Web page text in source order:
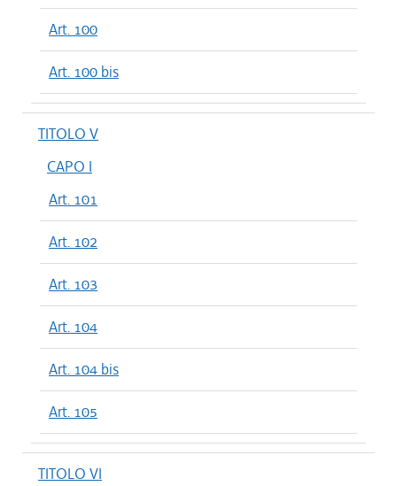
Art. 100
Art. 100 bis
TITOLO V
CAPO I
Art. 101
Art. 102
Art. 103
Art. 104
Art. 104 bis
Art. 105
TITOLO VI